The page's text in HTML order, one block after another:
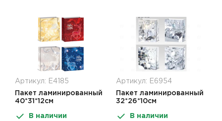
Артикул: Е4185
Пакет ламинированный
40*31*12см
SCW972-ABCD
В наличии
Артикул: Е6954
Пакет ламинированный
32*26*10см
Y2816-MВ наличии